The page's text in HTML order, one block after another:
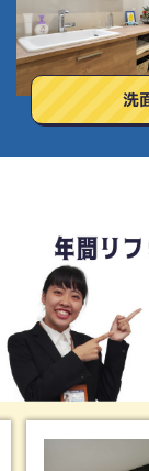
洗